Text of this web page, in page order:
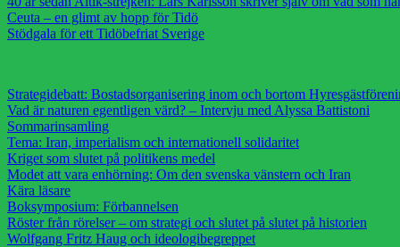
Ceuta – en glimt av hopp för Tidö
Stödgala för ett Tidöbefriat Sverige
Strategidebatt: Bostadsorganisering inom och bortom
Vad är naturen egentligen värd? – Intervju med Alyssa Battistoni
Sommarinsamling
Tema: Iran, imperialism och internationell solidaritet
Kriget som slutet på politikens medel
Modet att vara enhörning: Om den svenska vänstern och Iran
Kära läsare
Boksymposium: Förbannelsen
Röster från rörelser – om strategi och slutet på slutet på historien
Wolfgang Fritz Haug och ideologibegreppet